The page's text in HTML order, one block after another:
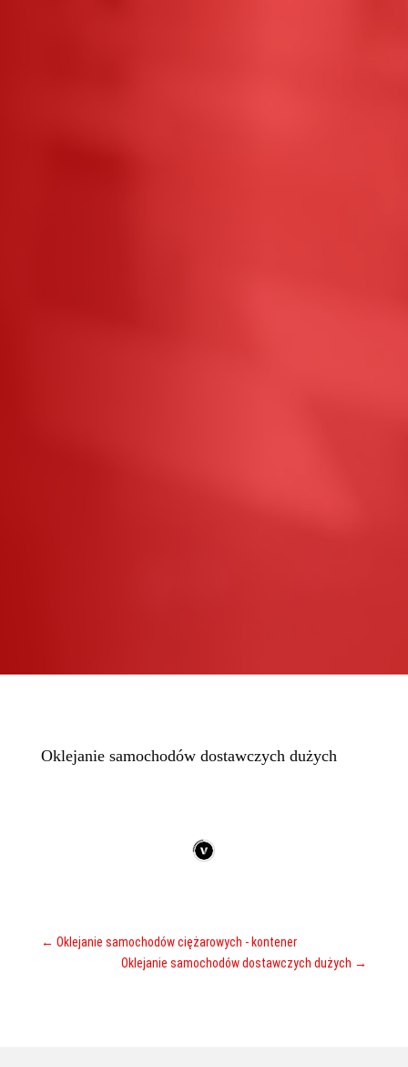
Oklejanie samochodów dostawczych dużych
← Oklejanie samochodów ciężarowych - kontener
Oklejanie samochodów dostawczych dużych →